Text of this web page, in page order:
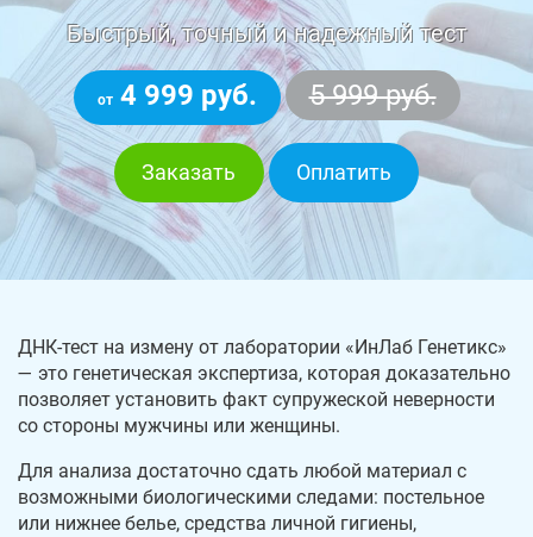
Быстрый, точный и надежный тест
от4 999 руб. 5 999 руб.
Заказать Оплатить
ДНК-тест на измену от лаборатории «ИнЛаб Генетикс»
— это генетическая экспертиза, которая доказательно
позволяет установить факт супружеской неверности
со стороны мужчины или женщины.
Для анализа достаточно сдать любой материал с
возможными биологическими следами: постельное
или нижнее белье, средства личной гигиены,